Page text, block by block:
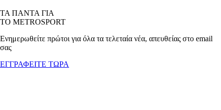
ΤΑ ΠΑΝΤΑ ΓΙΑ
ΤΟ METROSPORT
Ενημερωθείτε πρώτοι για όλα τα τελεταία νέα, απευθείας στο email
σας
ΕΓΓΡΑΦΕΙΤΕ ΤΩΡΑ